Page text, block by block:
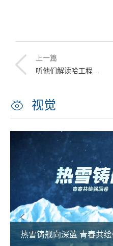
上一篇
听他们解读哈工程式浪漫
视觉
热雪铸舰向深蓝 青春共